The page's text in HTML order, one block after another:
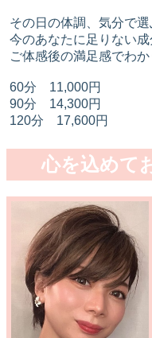
その日の体調、気分で
今のあなたに足りない
ご体感後の満足感でわか
60分 11,000円
90分 14,300円
120分 17,600円
心を込めて